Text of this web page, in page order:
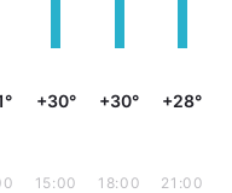
+30° +30° +28°
15:00 18:00 21:00